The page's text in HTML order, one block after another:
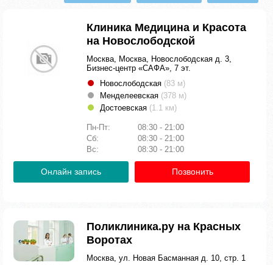
Клиника Медицина и Красота
на Новослободской
Москва, Москва, Новослободская д. 3,
Бизнес-центр «САФА», 7 эт.
Новослободская (83 м)
Менделеевская (378 м)
Достоевская (1.1 км)
Пн-Пт:
08:30 - 21:00
Сб:
08:30 - 21:00
Вс:
08:30 - 21:00
Онлайн запись Позвонить
Поликлиника.ру на Красных
Воротах
Москва, ул. Новая Басманная д. 10, стр. 1